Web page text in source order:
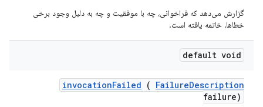
گزارش می‌دهد که فراخوانی، چه با موفقیت و چه به دلیل وجود برخی
خطاها، خاتمه یافته است.
default void
invocationFailed ( FailureDescription
failure)